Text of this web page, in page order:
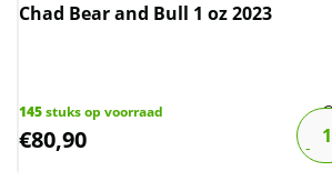
Chad Bear and Bull 1 oz 2023
145stuks op voorraad
€80,90